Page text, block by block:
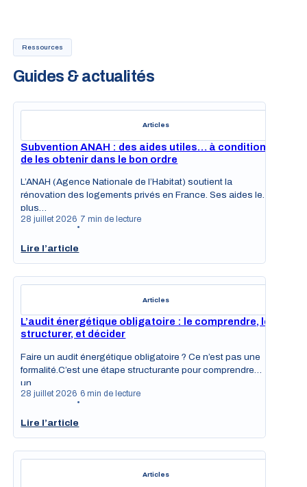
Ressources
Guides & actualités
Articles
Subvention ANAH : des aides utiles… à condition
de les obtenir dans le bon ordre
L’ANAH (Agence Nationale de l’Habitat) soutient la
rénovation des logements privés en France. Ses aides les
plus…
28 juillet 2026
•
7 min de lecture
Lire l’article
Articles
L’audit énergétique obligatoire : le comprendre, le
structurer, et décider
Faire un audit énergétique obligatoire ? Ce n’est pas une
formalité.C’est une étape structurante pour comprendre
un…
28 juillet 2026
•
6 min de lecture
Lire l’article
Articles